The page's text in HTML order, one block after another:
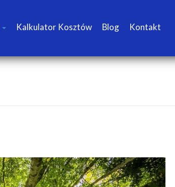
Kalkulator Kosztów Blog Kontakt